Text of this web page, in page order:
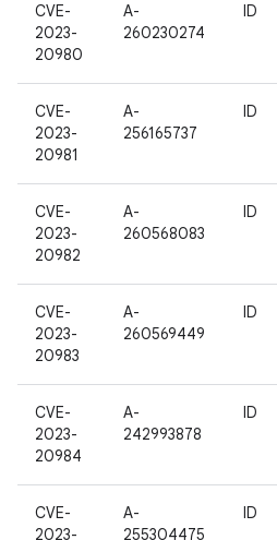
CVE-
2023-
20980
A-
260230274
ID
CVE-
2023-
20981
A-
256165737
ID
CVE-
2023-
20982
A-
260568083
ID
CVE-
2023-
20983
A-
260569449
ID
CVE-
2023-
20984
A-
242993878
ID
CVE-
2023-
A-
255304475
ID